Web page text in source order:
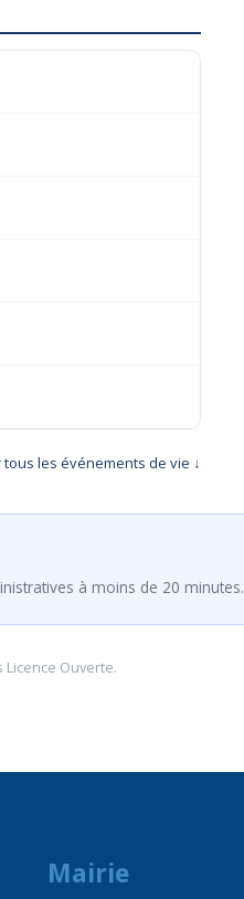
tous les événements de vie ↓
à moins de 20 minutes.
Licence Ouverte.
Mairie